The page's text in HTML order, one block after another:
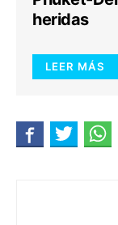
heridas
LEER MÁS